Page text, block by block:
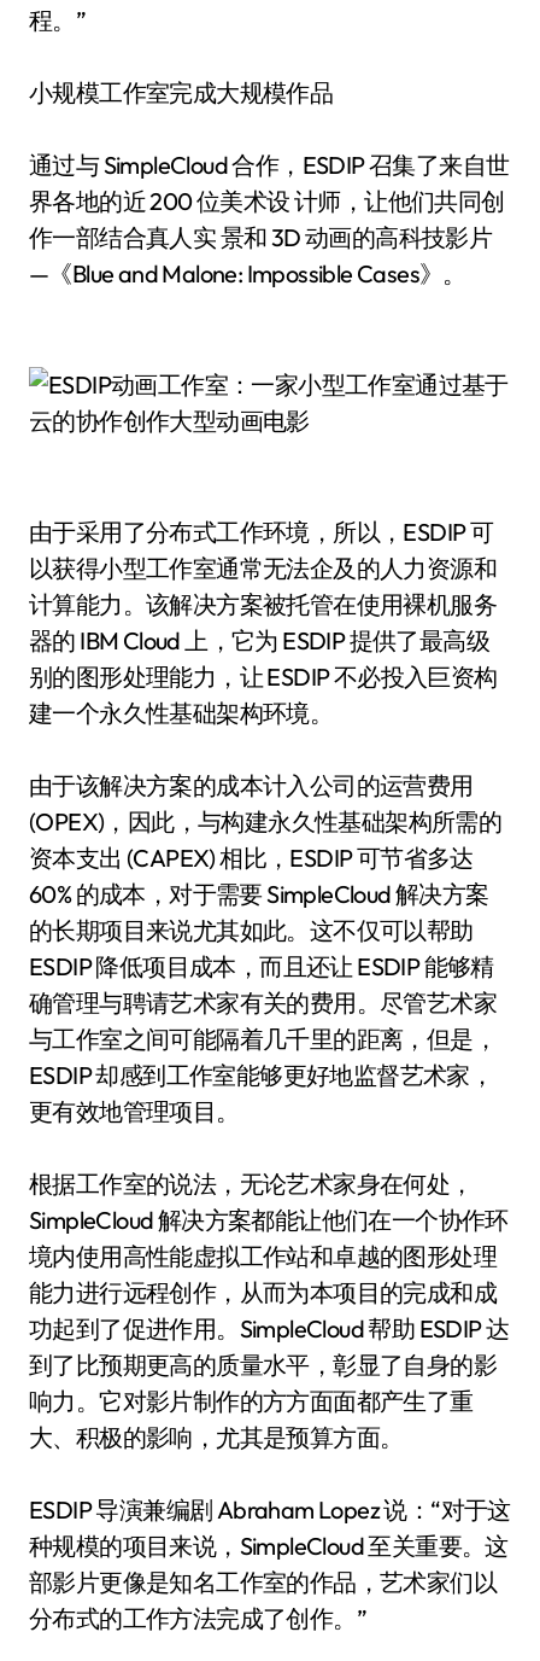
程。”
小规模工作室完成大规模作品
通过与 SimpleCloud 合作，ESDIP 召集了来自世
界各地的近 200 位美术设 计师，让他们共同创
作一部结合真人实 景和 3D 动画的高科技影片
—《Blue and Malone: Impossible Cases》。
由于采用了分布式工作环境，所以，ESDIP 可
以获得小型工作室通常无法企及的人力资源和
计算能力。该解决方案被托管在使用裸机服务
器的 IBM Cloud 上，它为 ESDIP 提供了最高级
别的图形处理能力，让 ESDIP 不必投入巨资构
建一个永久性基础架构环境。
由于该解决方案的成本计入公司的运营费用
(OPEX)，因此，与构建永久性基础架构所需的
资本支出 (CAPEX) 相比，ESDIP 可节省多达
60% 的成本，对于需要 SimpleCloud 解决方案
的长期项目来说尤其如此。这不仅可以帮助
ESDIP 降低项目成本，而且还让 ESDIP 能够精
确管理与聘请艺术家有关的费用。尽管艺术家
与工作室之间可能隔着几千里的距离，但是，
ESDIP 却感到工作室能够更好地监督艺术家，
更有效地管理项目。
根据工作室的说法，无论艺术家身在何处，
SimpleCloud 解决方案都能让他们在一个协作环
境内使用高性能虚拟工作站和卓越的图形处理
能力进行远程创作，从而为本项目的完成和成
功起到了促进作用。SimpleCloud 帮助 ESDIP 达
到了比预期更高的质量水平，彰显了自身的影
响力。它对影片制作的方方面面都产生了重
大、积极的影响，尤其是预算方面。
ESDIP 导演兼编剧 Abraham Lopez 说：“对于这
种规模的项目来说，SimpleCloud 至关重要。这
部影片更像是知名工作室的作品，艺术家们以
分布式的工作方法完成了创作。”